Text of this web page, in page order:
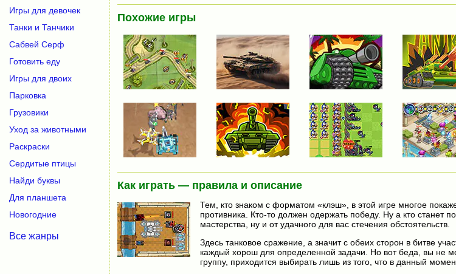
Похожие игры
Как играть — правила и описание
Тем, кто знаком с форматом «клэш», в этой игре многое
противника. Кто-то должен одержать победу. Ну а кто станет
мастерства, ну и от удачного для вас стечения обстоятельств.
Здесь танковое сражение, а значит с обеих сторон в битве
каждый хорош для определенной задачи. Но вот беда, вы не
группу, приходится выбирать лишь из того, что в данный
Игры для девочек
Танки и Танчики
Сабвей Серф
Готовить еду
Игры для двоих
Парковка
Грузовики
Уход за животными
Раскраски
Сердитые птицы
Найди буквы
Для планшета
Новогодние
Все жанры